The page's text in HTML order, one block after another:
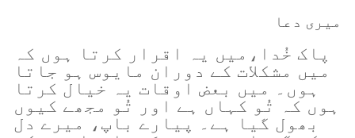
میری دعا
پاک خُدا،میں یہ اقرار کرتا ہوں کہ
میں مشکلات کے دوران مایوس ہو جاتا
ہوں۔ میں بعض اوقات یہ خیال کرتا
ہوں کہ تُو کہاں ہے اور تُو مجھے کیوں
بھول گیا ہے۔ پیارے باپ، میرے دل